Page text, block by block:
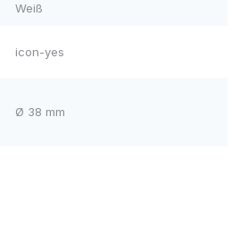
Weiß
icon-yes
Ø 38 mm